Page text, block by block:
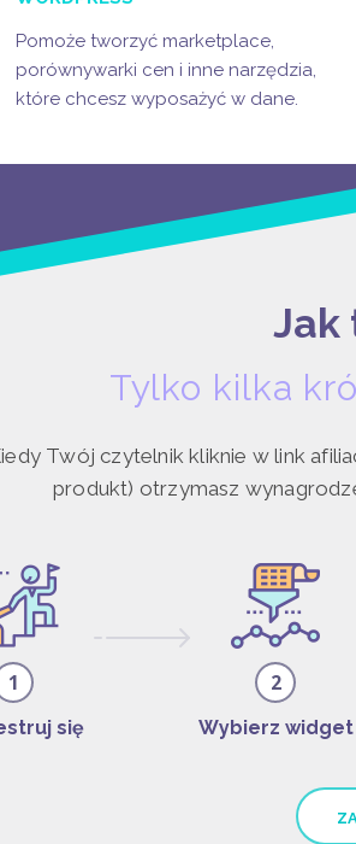
Pomoże tworzyć marketplace,
porównywarki cen i inne narzędzia,
które chcesz wyposażyć w dane.
ZOBACZ WIĘCEJ
Jak
Tylko kilka
Twój czytelnik kliknie w link
produkt) otrzymasz
1
się
2
Wybierz widget